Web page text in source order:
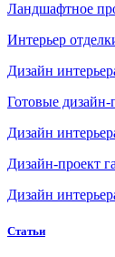
Ландшафтное
Интерьер
Дизайн
Готовые
Дизайн
Дизайн-проект
Дизайн
Статьи